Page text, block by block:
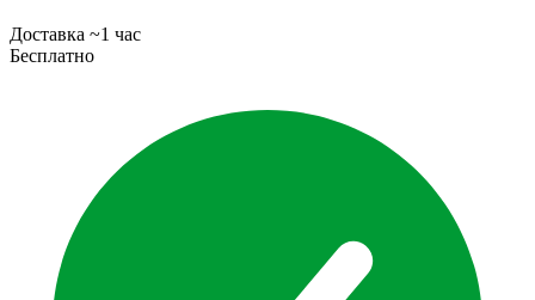
Доставка ~1 час
Бесплатно